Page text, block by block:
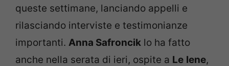
queste settimane, lanciando appelli e
rilasciando interviste e testimonianze
importanti. Anna Safroncik lo ha fatto
anche nella serata di ieri, ospite a Le Iene,